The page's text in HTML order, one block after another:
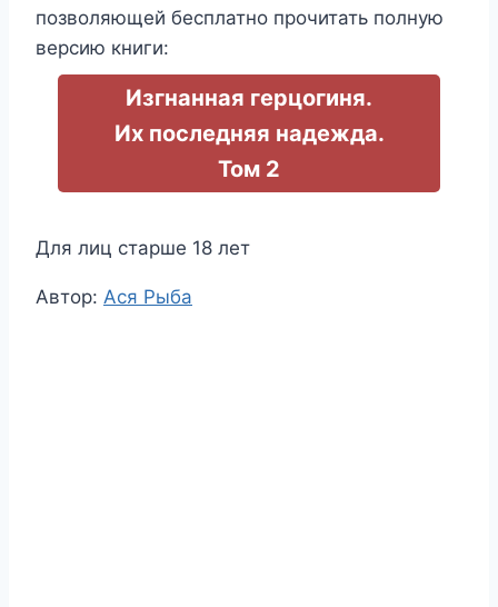
позволяющей бесплатно прочитать полную
версию книги:
Изгнанная герцогиня.
Их последняя надежда.
Том 2
Для лиц старше 18 лет
Метки
Автор: Ася Рыба